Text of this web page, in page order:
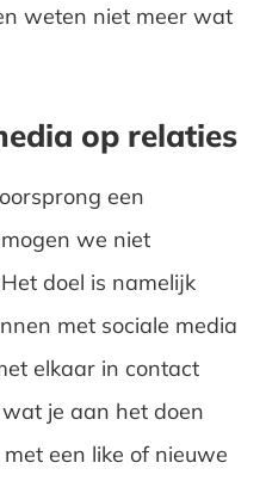
weten niet meer wat
op relaties
een
we niet
doel is namelijk
met sociale media
elkaar in contact
je aan het doen
een like of nieuwe